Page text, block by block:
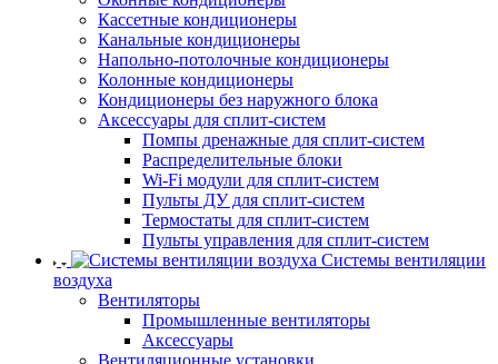
Кассетные кондиционеры
Канальные кондиционеры
Напольно-потолочные кондиционеры
Колонные кондиционеры
Кондиционеры без наружного блока
Аксессуары для сплит-систем
Помпы дренажные для сплит-систем
Распределительные блоки
Wi-Fi модули для сплит-систем
Пульты ДУ для сплит-систем
Термостаты для сплит-систем
Пульты управления для сплит-систем
Системы вентиляции
воздуха
Вентиляторы
Промышленные вентиляторы
Аксессуары
Вентиляционные установки